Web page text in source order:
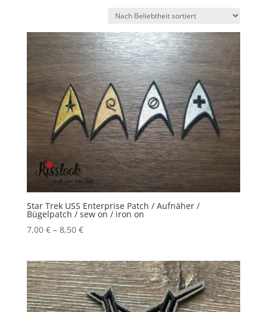
sortiert
Star Trek USS Enterprise Patch / Aufnäher /
Bügelpatch / sew on / iron on
7,00 €– 8,50 €